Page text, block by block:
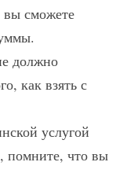
вы сможете
должно
как взять с
услугой
помните, что вы